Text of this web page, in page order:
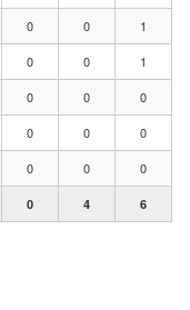
0 0
1
0 0
1
0 0
0
0 0
0
0 0 0
0 4 6